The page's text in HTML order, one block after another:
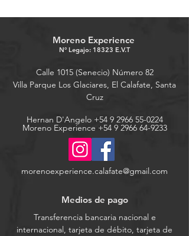
Moreno Experience
N° Legajo: 18323 E.V.T
Calle 1015 (Senecio) Número 82
Villa Parque Los Glaciares, El Calafate, Santa
Cruz
Hernan D'Angelo +54 9 2966 55-0224
Moreno Experience +54 9 2966 64-9233
morenoexperience.calafate@gmail.com
Medios de pago
Transferencia bancaria nacional e
internacional, tarjeta de débito, tarjeta de